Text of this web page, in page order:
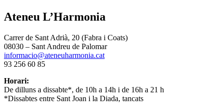
Ateneu L’Harmonia
Carrer de Sant Adrià, 20 (Fabra i Coats)
08030 – Sant Andreu de Palomar
informacio@ateneuharmonia.cat
93 256 60 85
Horari:
De dilluns a dissabte*, de 10h a 14h i de 16h a 21 h
*Dissabtes entre Sant Joan i la Diada, tancats